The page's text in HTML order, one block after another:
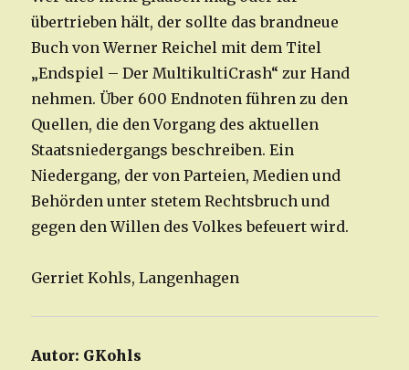
übertrieben hält, der sollte das brandneue
Buch von Werner Reichel mit dem Titel
„Endspiel – Der MultikultiCrash“ zur Hand
nehmen. Über 600 Endnoten führen zu den
Quellen, die den Vorgang des aktuellen
Staatsniedergangs beschreiben. Ein
Niedergang, der von Parteien, Medien und
Behörden unter stetem Rechtsbruch und
gegen den Willen des Volkes befeuert wird.
Gerriet Kohls, Langenhagen
Autor: GKohls